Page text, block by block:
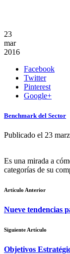
23
mar
2016
Facebook
Twitter
Pinterest
Google+
Benchmark del Sector
Publicado el 23
Es una mirada a
categorías de su
Artículo Anterior
Nueve tendencias
Siguiente Artículo
Objetivos